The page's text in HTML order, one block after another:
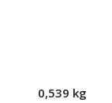
0,539 kg